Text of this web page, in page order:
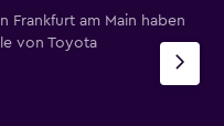
Frankfurt am Main haben
von Toyota